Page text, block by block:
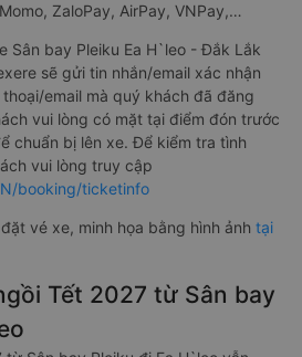
ZaloPay, AirPay, VNPay,…
Sân bay Pleiku Ea H`leo - Đắk Lắk
sẽ gửi tin nhắn/email xác nhận
email mà quý khách đã đăng
vui lòng có mặt tại điểm đón trước
chuẩn bị lên xe. Để kiểm tra tình
vui lòng truy cập
booking/ticketinfo
vé xe, minh họa bằng hình ảnh tại
Tết 2027 từ Sân bay